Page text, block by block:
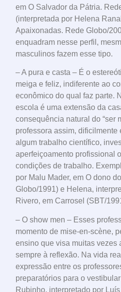
em O Salvador da Pátria.
(interpretada por Helena
Apaixonadas. Rede Globo/
enquadram nesse perfil,
masculinos fazem esse tipo.
– A pura e casta – É o
meiga e feliz, indiferente ao
econômico do qual faz parte.
escola é uma extensão da
consequência natural do “ser
professora assim,
algum trabalho científico,
aperfeiçoamento profissional
condições de trabalho.
por Malu Mader, em O dono
Globo/1991) e Helena,
Rivero, em Carrosel (SBT/
– O show men – Esses
momento de mise-en-scène,
ensino que visa muitas vezes
sempre à reflexão. Na vida
expressão entre os
preparatórios para o
Rubinho, interpretado por